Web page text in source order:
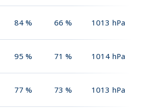
84 % 66 % 1013 hPa
95 % 71 % 1014 hPa
77 % 73 % 1013 hPa